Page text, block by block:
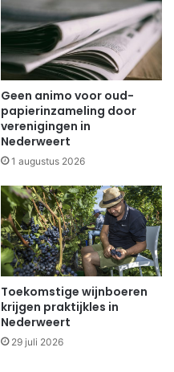
Geen animo voor oud-
papierinzameling door
verenigingen in
Nederweert
1 augustus 2026
Toekomstige wijnboeren
krijgen praktijkles in
Nederweert
29 juli 2026